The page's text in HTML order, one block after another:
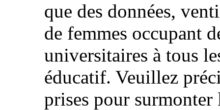
que des données,
de femmes occupant
universitaires à tous
éducatif. Veuillez
prises pour surmonter